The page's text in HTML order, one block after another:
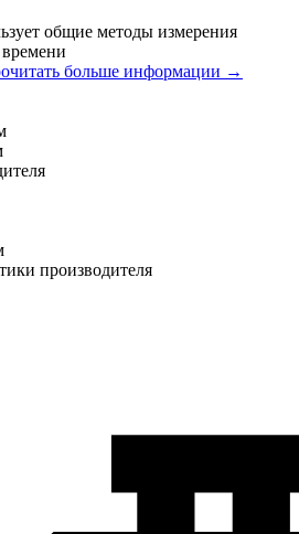
общие методы измерения
больше информации →
производителя